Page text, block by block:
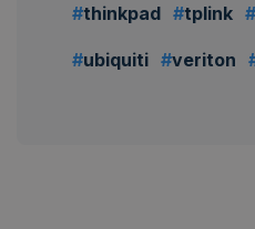
thinkpad tplink
ubiquiti veriton